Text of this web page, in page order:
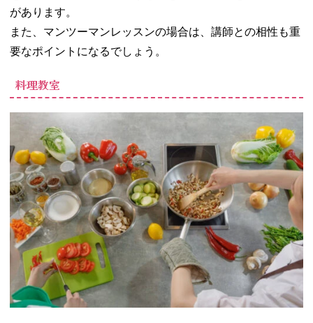
があります。
また、マンツーマンレッスンの場合は、講師との相性も重
要なポイントになるでしょう。
料理教室